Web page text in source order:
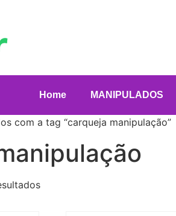
Home MANIPULADOS
com a tag “carqueja manipulação”